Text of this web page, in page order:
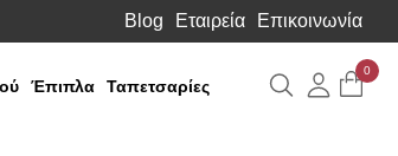
Blog Εταιρεία Επικοινωνία
Έπιπλα Ταπετσαρίες Αναζήτηση
0